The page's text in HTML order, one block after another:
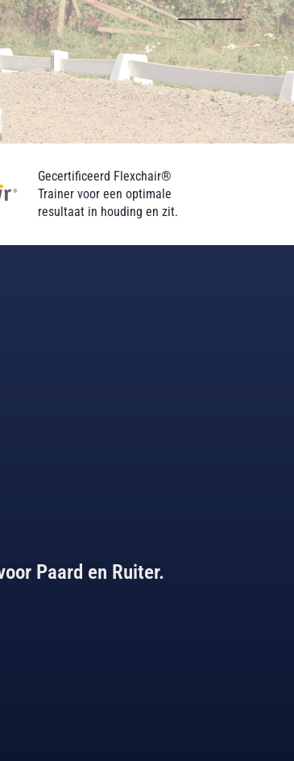
Gecertificeerd Flexchair®
Trainer voor een optimale
resultaat in houding en zit.
Paard en Ruiter.